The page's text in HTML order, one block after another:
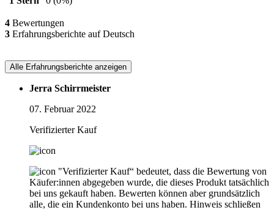
4 Bewertungen
3 Erfahrungsberichte auf Deutsch
Alle Erfahrungsberichte anzeigen
Jerra Schirrmeister
07. Februar 2022
Verifizierter Kauf
"Verifizierter Kauf“ bedeutet, dass die Bewertung von
Käufer:innen abgegeben wurde, die dieses Produkt tatsächlich
bei uns gekauft haben. Bewerten können aber grundsätzlich
alle, die ein Kundenkonto bei uns haben. Hinweis schließen